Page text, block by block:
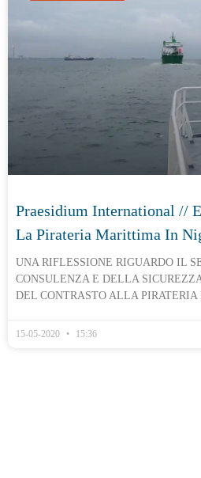
Praesidium International //
La Pirateria Marittima In
UNA RIFLESSIONE RIGUARDO IL
CONSULENZA E DELLA
DEL CONTRASTO ALLA
15-05-2020 15:36